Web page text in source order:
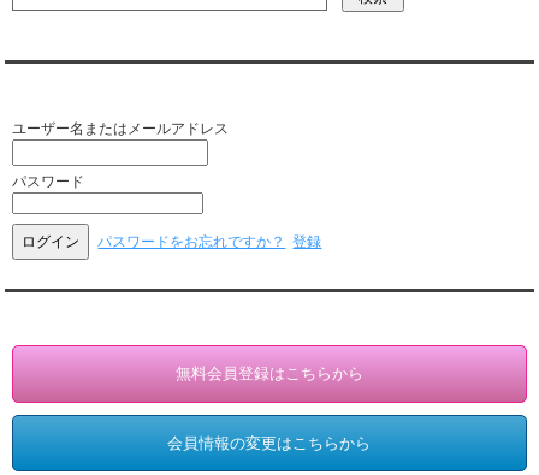
ユーザー名またはメールアドレス
パスワード
パスワードをお忘れですか？ 登録
無料会員登録はこちらから
会員情報の変更はこちらから